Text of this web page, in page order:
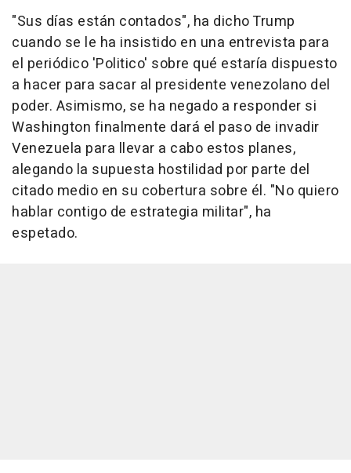
"Sus días están contados", ha dicho Trump
cuando se le ha insistido en una entrevista para
el periódico 'Politico' sobre qué estaría dispuesto
a hacer para sacar al presidente venezolano del
poder. Asimismo, se ha negado a responder si
Washington finalmente dará el paso de invadir
Venezuela para llevar a cabo estos planes,
alegando la supuesta hostilidad por parte del
citado medio en su cobertura sobre él. "No quiero
hablar contigo de estrategia militar", ha
espetado.